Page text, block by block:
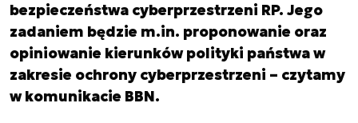
bezpieczeństwa cyberprzestrzeni RP. Jego
zadaniem będzie m.in. proponowanie oraz
opiniowanie kierunków polityki państwa w
zakresie ochrony cyberprzestrzeni – czytamy
w komunikacie BBN.